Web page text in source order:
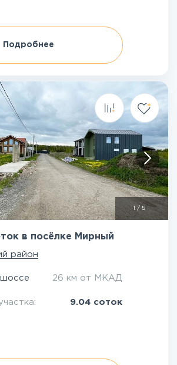
Подробнее
1/ 5
в посёлке Мирный
район
26 км от МКАД
9.04 соток